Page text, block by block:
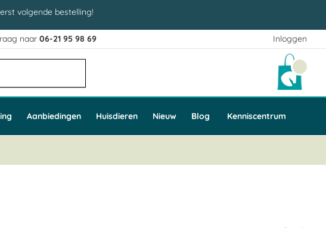
volgende bestelling!
Inloggen
naar06-21 95 98 69
Aanbiedingen Huisdieren Nieuw Blog Kenniscentrum